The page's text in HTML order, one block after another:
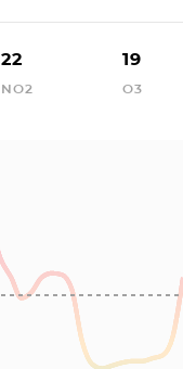
22
NO2
19
O3